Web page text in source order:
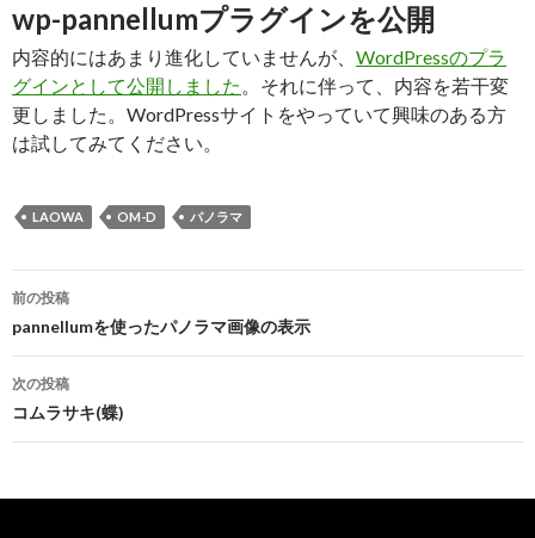
wp-pannellumプラグインを公開
内容的にはあまり進化していませんが、 WordPressのプラ
グインとして公開しました 。それに伴って、内容を若干変
更しました。WordPressサイトをやっていて興味のある方
は試してみてください。
LAOWA OM-D パノラマ
投
稿
ナ
ビ
ー
前の投稿
pannellumを使ったパノラマ画像の表示
次の投稿
コムラサキ(蝶)